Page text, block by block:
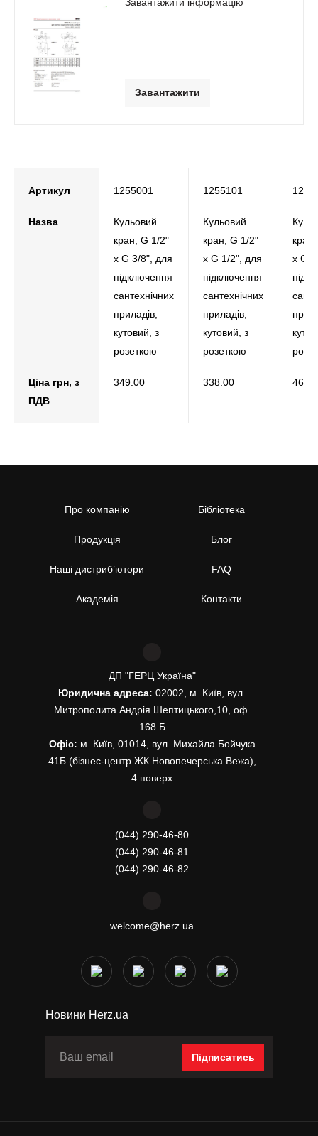
Завантажити
Артикул 1255001 1255101
Назва
Кульовий
кран, G 1/2"
х G 3/8", для
підключення
сантехнічних
приладів,
кутовий, з
розеткою
Кульовий
кран, G 1/2"
х G 1/2", для
підключення
сантехнічних
приладів,
кутовий, з
розеткою
х G
Ціна грн, з
ПДВ
349.00 338.00
Про компанію
Продукція
Наші дистриб’ютори
Академія
Бібліотека
Блог
FAQ
Контакти
ДП "ГЕРЦ Україна"
Юридична адреса: 02002, м. Київ, вул.
Митрополита Андрія Шептицького,10, оф.
168 Б
Офіс: м. Київ, 01014, вул. Михайла Бойчука
41Б (бізнес-центр ЖК Новопечерська Вежа),
4 поверх
(044) 290-46-80
(044) 290-46-81
(044) 290-46-82
welcome@herz.ua
Новини Herz.ua
Підписатись